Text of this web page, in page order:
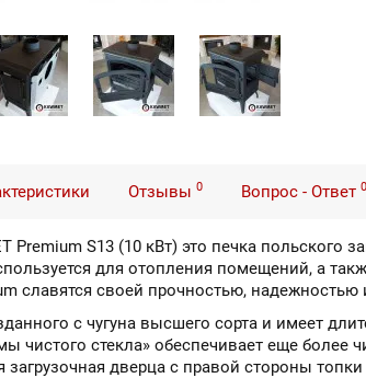
Отзывы 0 Вопрос - Ответ 0
Premium S13 (10 кВт) это печка
для отопления помещений, а
славятся своей прочностью, надежностью
с чугуна высшего сорта и имеет
чистого стекла» обеспечивает еще
дверца с правой стороны